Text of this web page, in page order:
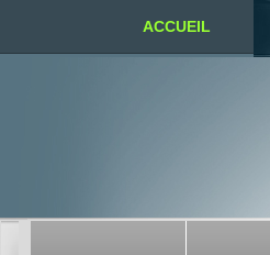
ACCUEIL